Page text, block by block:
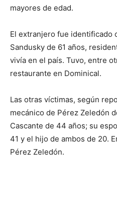
mayores de edad.
El extranjero fue identificado
Sandusky de 61 años,
vivía en el país. Tuvo, entre
restaurante en Dominical.
Las otras víctimas, según
mecánico de Pérez Zeledón
Cascante de 44 años; su
41 y el hijo de ambos de 20.
Pérez Zeledón.